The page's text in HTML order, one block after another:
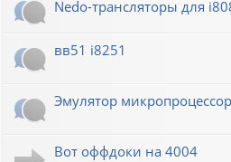
Nedo-трансляторы для
вв51 i8251
Эмулятор
Вот оффдоки на 4004